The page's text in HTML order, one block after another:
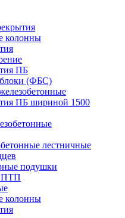
колонны
ПБ
(ФБС)
ПБ шириной 1500
лестничные
подушки
ПТП
колонны